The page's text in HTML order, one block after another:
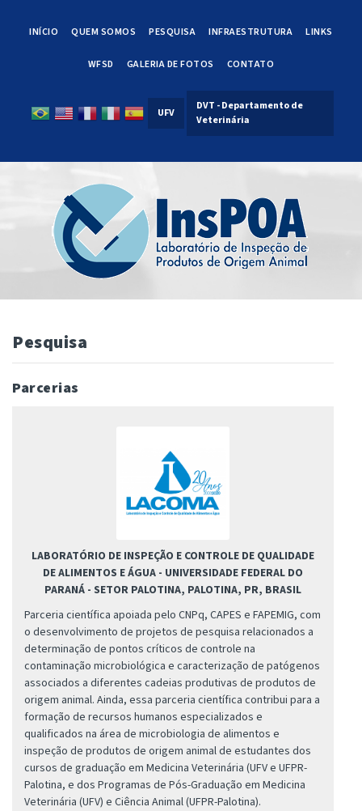
INÍCIO QUEM SOMOS PESQUISA INFRAESTRUTURA LINKS
WFSD GALERIA DE FOTOS CONTATO
UFV
DVT - Departamento de
Veterinária
Pesquisa
Parcerias
LABORATÓRIO DE INSPEÇÃO E CONTROLE DE QUALIDADE
DE ALIMENTOS E ÁGUA - UNIVERSIDADE FEDERAL DO
PARANÁ - SETOR PALOTINA, PALOTINA, PR, BRASIL
Parceria científica apoiada pelo CNPq, CAPES e FAPEMIG, com
o desenvolvimento de projetos de pesquisa relacionados a
determinação de pontos críticos de controle na
contaminação microbiológica e caracterização de patógenos
associados a diferentes cadeias produtivas de produtos de
origem animal. Ainda, essa parceria científica contribui para a
formação de recursos humanos especializados e
qualificados na área de microbiologia de alimentos e
inspeção de produtos de origem animal de estudantes dos
cursos de graduação em Medicina Veterinária (UFV e UFPR-
Palotina, e dos Programas de Pós-Graduação em Medicina
Veterinária (UFV) e Ciência Animal (UFPR-Palotina).